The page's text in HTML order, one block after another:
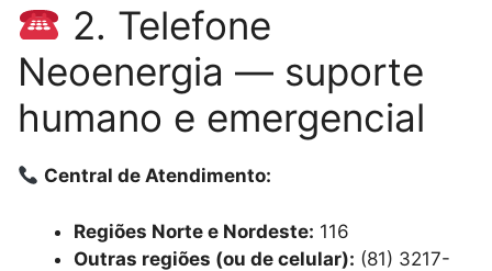
2. Telefone
Neoenergia — suporte
humano e emergencial
Central de Atendimento:
Regiões Norte e Nordeste: 116
Outras regiões (ou de celular): (81) 3217-